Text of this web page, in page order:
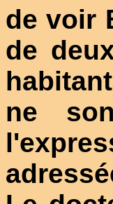
de voir
de
ne